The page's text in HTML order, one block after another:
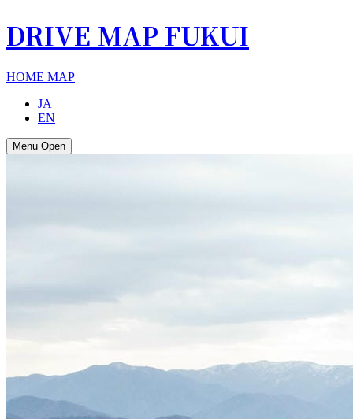
DRIVE MAP FUKUI
HOME MAP
JA
EN
Menu Open